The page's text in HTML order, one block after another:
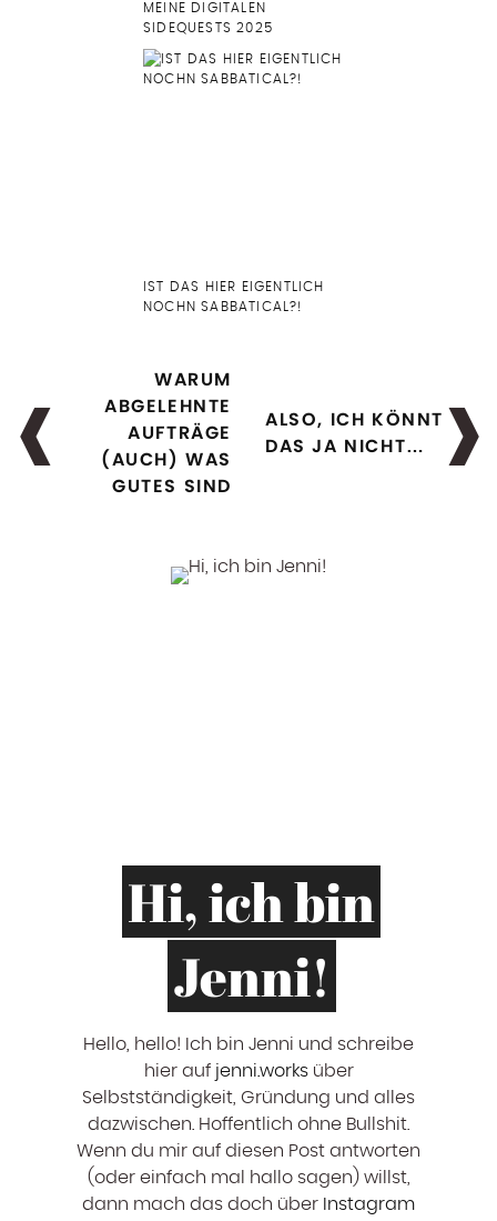
MEINE DIGITALEN
SIDEQUESTS 2025
IST DAS HIER EIGENTLICH
NOCHN SABBATICAL?!
WARUM
ABGELEHNTE
AUFTRÄGE
(AUCH) WAS
GUTES SIND
ALSO, ICH KÖNNT
DAS JA NICHT…
Hi, ich bin
Jenni!
Hello, hello! ‍Ich bin Jenni und schreibe
hier auf jenni.worksüber
Selbstständigkeit, Gründung und alles
dazwischen. Hoffentlich ohne Bullshit.
Wenn du mir auf diesen Post antworten
(oder einfach mal hallo sagen) willst,
dann mach das doch über Instagram